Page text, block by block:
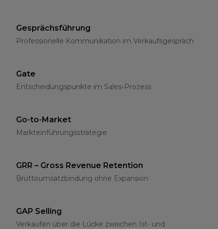
Gesprächsführung
Professionelle Kommunikation im Verkaufsgespräch
Gate
Entscheidungspunkte im Sales-Prozess
Go-to-Market
Markteinführungsstrategie
GRR – Gross Revenue Retention
Bruttoumsatzbindung ohne Expansion
GAP Selling
Verkaufen über die Lücke zwischen Ist- und